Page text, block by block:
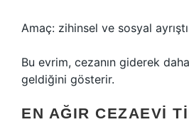
Amaç: zihinsel ve sosyal
Bu evrim, cezanın giderek
geldiğini gösterir.
EN AĞIR CEZAEVI